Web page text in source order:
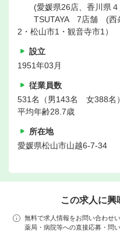
(愛媛県26店、香川県４
TSUTAYA 7店舗 (西条
2・松山市1・観音寺市1）
設立
1951年03月
従業員数
531名（男143名 女388名）
平均年齢28.7歳
所在地
愛媛県松山市山越6-7-34
この求人に興
無料で求人情報をお問い合わせい
薬局・病院等への直接応募・問